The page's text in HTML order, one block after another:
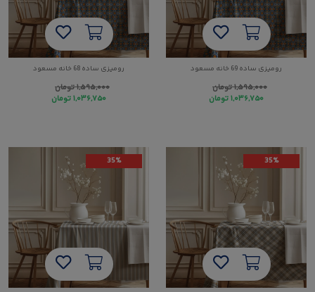
رومیزی ساده 69 خانه مسعود
۱,۵۹۵,۰۰۰تومان
۱,۰۳۶,۷۵۰تومان
رومیزی ساده 68 خانه مسعود
۱,۵۹۵,۰۰۰تومان
۱,۰۳۶,۷۵۰تومان
35%
35%